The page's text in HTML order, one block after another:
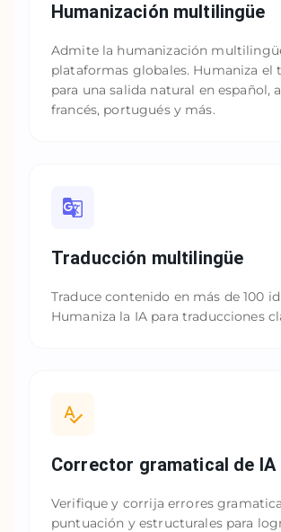
Humanización multilingüe
Admite la humanización
plataformas globales. Humaniza el
para una salida natural en español,
francés, portugués y más.
Traducción multilingüe
Traduce contenido en más de 100
Humaniza la IA para traducciones
Corrector gramatical de IA
Verifique y corrija errores
puntuación y estructurales para